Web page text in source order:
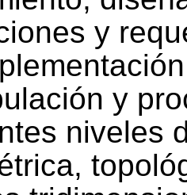
y
y
niveles